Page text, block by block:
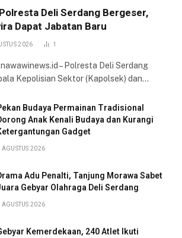
Deli Serdang Bergeser,
Dapat Jabatan Baru
2026 1
nawawinews.id – Polresta Deli Serdang
Kepolisian Sektor (Kapolsek) dan…
Budaya Permainan Tradisional
Anak Kenali Budaya dan Kurangi
Gadget
AGUSTUS 2026
Adu Penalti, Tanjung Morawa Sabet
Gebyar Olahraga Deli Serdang
AGUSTUS 2026
Kemerdekaan, 240 Atlet Ikuti